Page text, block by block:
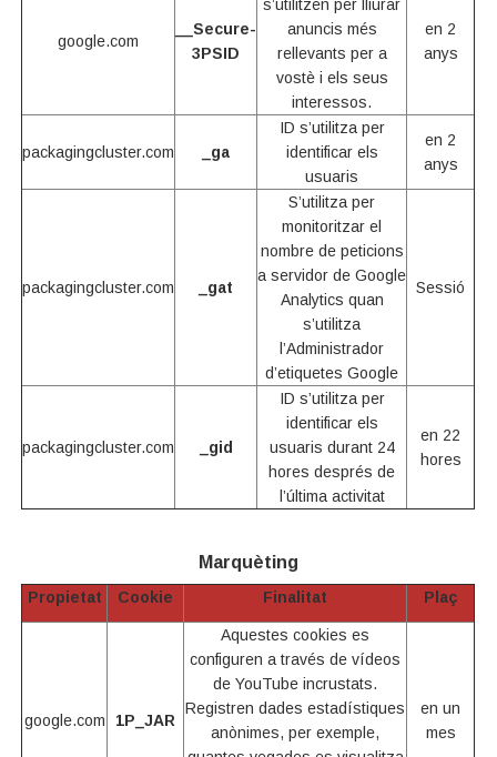
google.com
__Secure-
3PSID
s’utilitzen per lliurar
anuncis més
rellevants per a
vostè i els seus
interessos.
en 2
anys
packagingcluster.com _ga
ID s’utilitza per
identificar els
usuaris
en 2
anys
packagingcluster.com _gat
S’utilitza per
monitoritzar el
nombre de peticions
a servidor de Google
Analytics quan
s’utilitza
l’Administrador
d’etiquetes Google
Sessió
packagingcluster.com _gid
ID s’utilitza per
identificar els
usuaris durant 24
hores després de
l’última activitat
en 22
hores
Marquèting
Propietat Cookie Finalitat Plaç
google.com 1P_JAR
Aquestes cookies es
configuren a través de vídeos
de YouTube incrustats.
Registren dades estadístiques
anònimes, per exemple,
en un
mes